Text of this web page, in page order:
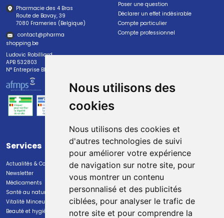
Nous utilisons des
cookies
Nous utilisons des cookies et
d'autres technologies de suivi
pour améliorer votre expérience
de navigation sur notre site, pour
vous montrer un contenu
personnalisé et des publicités
ciblées, pour analyser le trafic de
notre site et pour comprendre la
Pharmacie des 4 Bras
Route de Bavay, 39
7080 Frameries (Belgique)
contact@pharma
shopping.be
Ludovic Robilliard
APB 532803
N° Entreprise BE0447.382.113
Poser une question
Déclarer un effet indésirable
Compte particulier
Compte professionnel
Services
Actualités & Conseils
Newsletter
Médicaments
Santé au naturel
Vitalité Minceur Nutrition
Beauté et hygiène
Paiement
Paiement sécurisé